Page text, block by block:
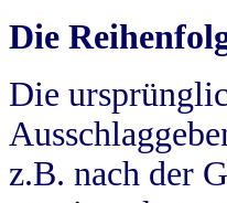
Die
Die
z.B. nach der